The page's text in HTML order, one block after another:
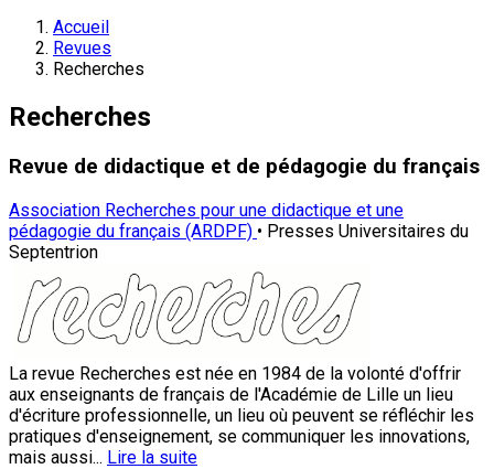
Accueil
Revues
Recherches
Recherches
Revue de didactique et de pédagogie du français
Association Recherches pour une didactique et une
pédagogie du français (ARDPF) • Presses Universitaires du
Septentrion
La revue Recherches est née en 1984 de la volonté d'offrir
aux enseignants de français de l'Académie de Lille un lieu
d'écriture professionnelle, un lieu où peuvent se réfléchir les
pratiques d'enseignement, se communiquer les innovations,
mais aussi... Lire la suite